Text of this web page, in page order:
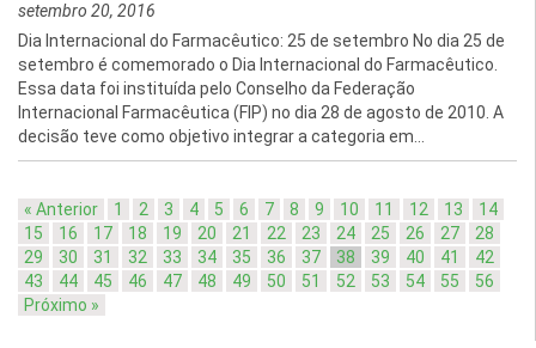
setembro 20, 2016
Dia Internacional do Farmacêutico: 25 de setembro No dia 25 de
setembro é comemorado o Dia Internacional do Farmacêutico.
Essa data foi instituída pelo Conselho da Federação
Internacional Farmacêutica (FIP) no dia 28 de agosto de 2010. A
decisão teve como objetivo integrar a categoria em...
« Anterior 1 2 3 4 5 6 7 8 9 10 11 12 13
14
15
16 17 18 19 20 21 22 23 24 25 26 27
28
29
30 31 32 33 34 35 36 37 38 39 40 41
42
43
44 45 46 47 48 49 50 51 52 53 54 55
56
Próximo »